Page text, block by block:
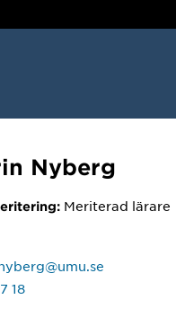
Nyberg
Meriterad lärare
18